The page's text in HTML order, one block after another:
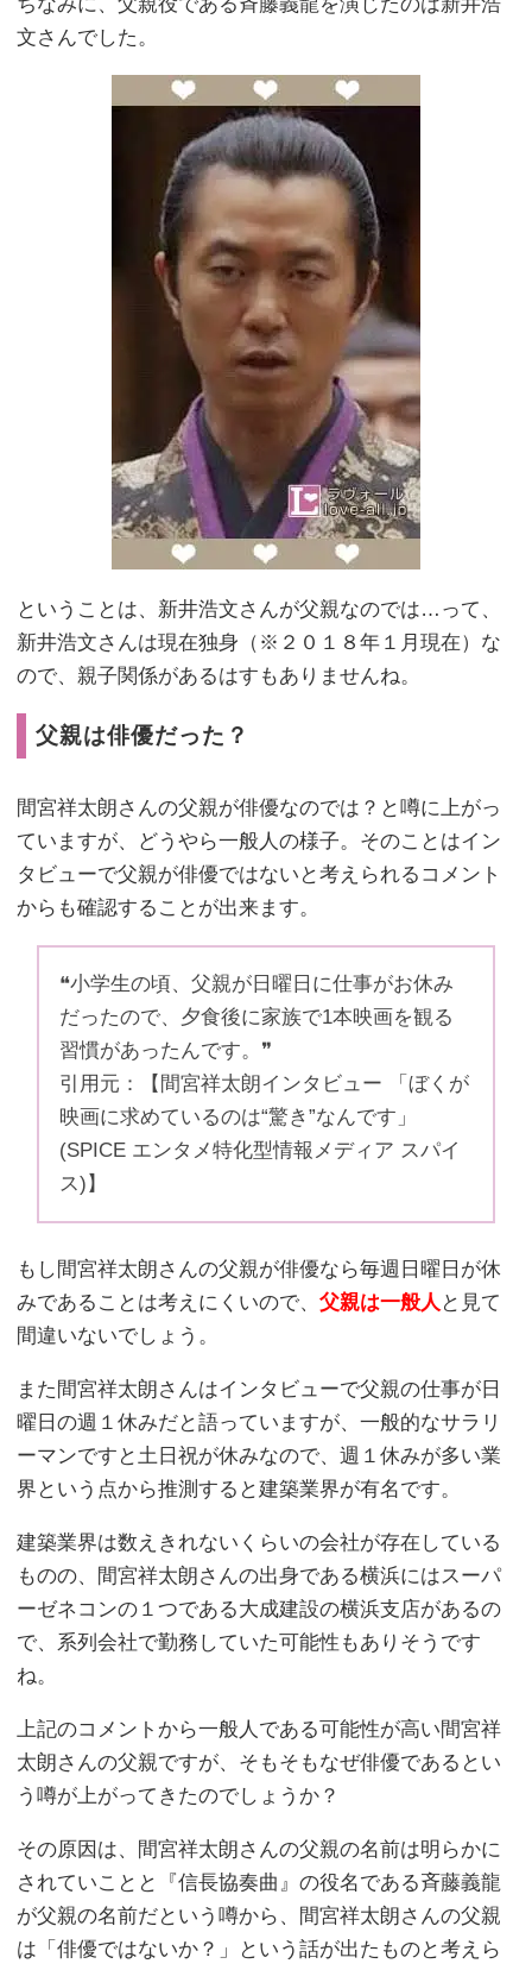
文さんでした。
ということは、新井浩文さんが父親なのでは…って、
新井浩文さんは現在独身（※２０１８年１月現在）な
ので、親子関係があるはすもありませんね。
父親は俳優だった？
間宮祥太朗さんの父親が俳優なのでは？と噂に上がっ
ていますが、どうやら一般人の様子。そのことはイン
タビューで父親が俳優ではないと考えられるコメント
からも確認することが出来ます。
❝小学生の頃、父親が日曜日に仕事がお休み
だったので、夕食後に家族で1本映画を観る
習慣があったんです。❞
引用元：【間宮祥太朗インタビュー 「ぼくが
映画に求めているのは“驚き”なんです」
(SPICE エンタメ特化型情報メディア スパイ
ス)】
もし間宮祥太朗さんの父親が俳優なら毎週日曜日が休
みであることは考えにくいので、父親は一般人 と見て
間違いないでしょう。
また間宮祥太朗さんはインタビューで父親の仕事が日
曜日の週１休みだと語っていますが、一般的なサラリ
ーマンですと土日祝が休みなので、週１休みが多い業
界という点から推測すると建築業界が有名です。
建築業界は数えきれないくらいの会社が存在している
ものの、間宮祥太朗さんの出身である横浜にはスーパ
ーゼネコンの１つである大成建設の横浜支店があるの
で、系列会社で勤務していた可能性もありそうです
ね。
上記のコメントから一般人である可能性が高い間宮祥
太朗さんの父親ですが、そもそもなぜ俳優であるとい
う噂が上がってきたのでしょうか？
その原因は、間宮祥太朗さんの父親の名前は明らかに
されていことと『信長協奏曲』の役名である斉藤義龍
が父親の名前だという噂から、間宮祥太朗さんの父親
は「俳優ではないか？」という話が出たものと考えら